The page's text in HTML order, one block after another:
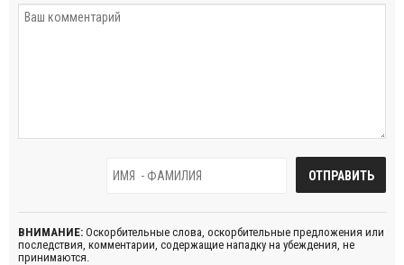
ВНИМАНИЕ: Оскорбительные слова, оскорбительные предложения или
последствия, комментарии, содержащие нападку на убеждения, не
принимаются.